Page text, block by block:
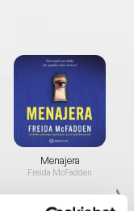
Menajera
Freida McFadden